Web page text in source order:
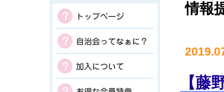
情報
【藤